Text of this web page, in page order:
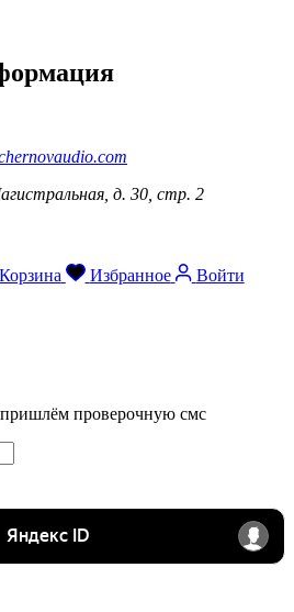
д. 30, стр. 2
Корзина Избранное Войти
проверочную смс